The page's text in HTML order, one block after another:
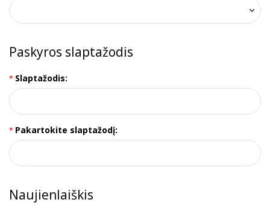
Paskyros slaptažodis
Slaptažodis:
Pakartokite slaptažodį:
Naujienlaiškis